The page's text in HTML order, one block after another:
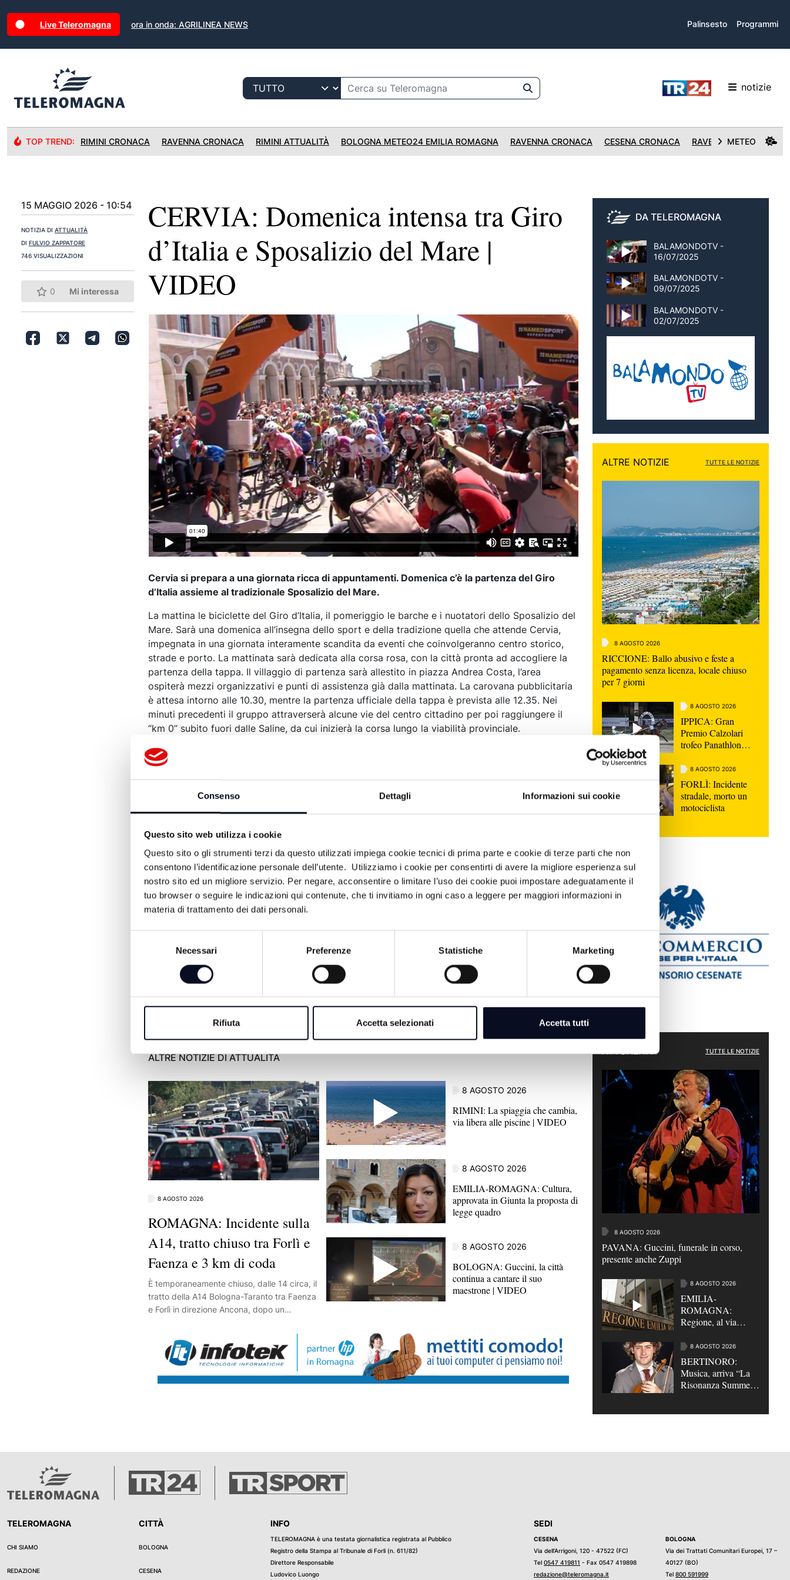
Consenso Dettagli Informazioni sui cookie
Questo sito web utilizza i cookie
Questo sito o gli strumenti terzi da questo utilizzati impiega cookie tecnici di prima parte e cookie di terze parti che non
consentono l’identificazione personale dell’utente. Utilizziamo i cookie per consentirti di avere la migliore esperienza sul
nostro sito ed un migliore servizio. Per negare, acconsentire o limitare l’uso dei cookie puoi impostare adeguatamente il
tuo browser o seguire le indicazioni qui contenute, che ti invitiamo in ogni caso a leggere per maggiori informazioni in
materia di trattamento dei dati personali.
Necessari Preferenze Statistiche Marketing
Rifiuta Accetta selezionati Accetta tutti
Live Teleromagna ora in onda: AGRILINEA NEWS Palinsesto Programmi
notizie
TOP TREND: RIMINI CRONACA RAVENNA CRONACA RIMINI ATTUALITÀ BOLOGNA METEO24 EMILIA ROMAGNA RAVENNA CRONACA CESENA CRONACA RAVENNA CRONACA
METEO
15 MAGGIO 2026 - 10:54
NOTIZIA DI ATTUALITÀ
DI FULVIO ZAPPATORE
746 VISUALIZZAZIONI
0 Mi interessa
CERVIA: Domenica intensa tra Giro
d’Italia e Sposalizio del Mare |
VIDEO
Cervia si prepara a una giornata ricca di appuntamenti. Domenica c’è la partenza del Giro
d’Italia assieme al tradizionale Sposalizio del Mare.
La mattina le biciclette del Giro d’Italia, il pomeriggio le barche e i nuotatori dello Sposalizio del
Mare. Sarà una domenica all’insegna dello sport e della tradizione quella che attende Cervia,
impegnata in una giornata interamente scandita da eventi che coinvolgeranno centro storico,
strade e porto. La mattinata sarà dedicata alla corsa rosa, con la città pronta ad accogliere la
partenza della tappa. Il villaggio di partenza sarà allestito in piazza Andrea Costa, l’area
ospiterà mezzi organizzativi e punti di assistenza già dalla mattinata. La carovana pubblicitaria
è attesa intorno alle 10.30, mentre la partenza ufficiale della tappa è prevista alle 12.35. Nei
minuti precedenti il gruppo attraverserà alcune vie del centro cittadino per poi raggiungere il
“km 0” subito fuori dalle Saline, da cui inizierà la corsa lungo la viabilità provinciale.
Nel pomeriggio il programma proseguirà con invece lo Sposalizio del Mare. Le celebrazioni
prenderanno il via alle 16.30 in piazza Garibaldi con sbandieratori, musici e figuranti in costume,
seguite dalla cerimonia religiosa con la benedizione dell’anello da parte dell’arcivescovo.
Successivamente il corteo si dirigerà verso il porto canale, dove intorno alle 18.00 si svolgerà il
giornata di sabato per consentire l’allestimento del villaggio del Giro e le operazioni di
montaggio delle strutture. Nella giornata di domenica ulteriori limitazioni interesseranno il
centro e le zone coinvolte dal passaggio della corsa e dal successivo corteo verso il porto, con
divieti di sosta e transito nelle fasce orarie interessate dagli eventi.
ALTRE NOTIZIE DI ATTUALITÀ
8 AGOSTO 2026
ROMAGNA: Incidente sulla
A14, tratto chiuso tra Forlì e
Faenza e 3 km di coda
È temporaneamente chiuso, dalle 14 circa, il
tratto della A14 Bologna-Taranto tra Faenza
e Forlì in direzione Ancona, dopo un
8 AGOSTO 2026
RIMINI: La spiaggia che cambia,
via libera alle piscine | VIDEO
8 AGOSTO 2026
EMILIA-ROMAGNA: Cultura,
approvata in Giunta la proposta di
legge quadro
8 AGOSTO 2026
BOLOGNA: Guccini, la città
continua a cantare il suo
maestrone | VIDEO
DA TELEROMAGNA
BALAMONDOTV -
16/07/2025
BALAMONDOTV -
09/07/2025
BALAMONDOTV -
02/07/2025
ALTRE NOTIZIE TUTTE LE NOTIZIE
8 AGOSTO 2026
RICCIONE: Ballo abusivo e feste a
pagamento senza licenza, locale chiuso
per 7 giorni
8 AGOSTO 2026
IPPICA: Gran
Premio Calzolari
trofeo Panathlon
VIDEO
8 AGOSTO 2026
FORLÌ: Incidente
stradale, morto un
motociclista
ATTUALITÀ TUTTE LE NOTIZIE
8 AGOSTO 2026
PAVANA: Guccini, funerale in corso,
presente anche Zuppi
8 AGOSTO 2026
EMILIA-
ROMAGNA:
Regione, al via
assunzione per 35
posti di lavoro |
VIDEO
8 AGOSTO 2026
BERTINORO:
Musica, arriva “La
Risonanza Summer
TELEROMAGNA
CHI SIAMO
REDAZIONE
CITTÀ
BOLOGNA
CESENA
INFO
TELEROMAGNA è una testata giornalistica registrata al Pubblico
Registro della Stampa al Tribunale di Forli (n. 611/82)
Direttore Responsabile
Ludovico Luongo
SEDI
CESENA
Via dell’Arrigoni, 120 - 47522 (FC)
Tel 0547 419811 - Fax 0547 419898
redazione@teleromagna.it
BOLOGNA
Via dei Trattati Comunitari Europei, 17 –
40127 (BO)
Tel 800 591999